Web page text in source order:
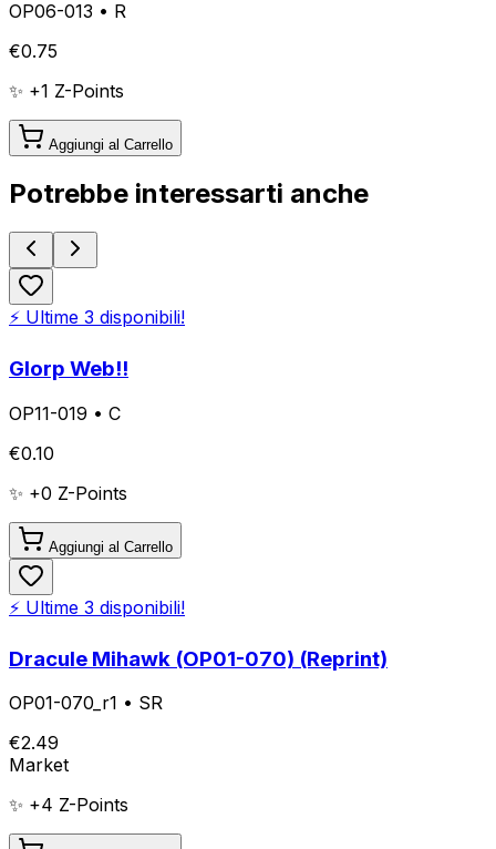
OP06-013 • R
€0.75
✨ +1 Z-Points
Aggiungi al Carrello
Potrebbe interessarti anche
⚡ Ultime 3 disponibili!
Glorp Web!!
OP11-019 • C
€0.10
✨ +0 Z-Points
Aggiungi al Carrello
⚡ Ultime 3 disponibili!
Dracule Mihawk (OP01-070) (Reprint)
OP01-070_r1 • SR
€2.49
Market
✨ +4 Z-Points